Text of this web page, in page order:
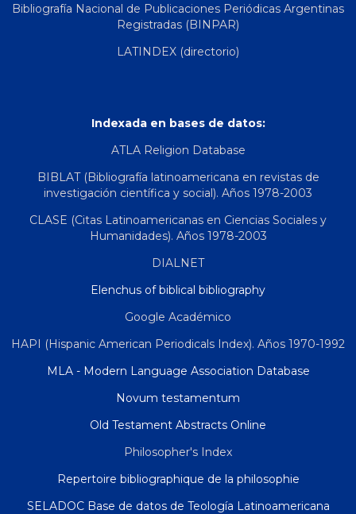
Bibliografía Nacional de Publicaciones Periódicas Argentinas
Registradas (BINPAR)
LATINDEX (directorio)
Indexada en bases de datos:
ATLA Religion Database
BIBLAT (Bibliografía latinoamericana en revistas de
investigación científica y social). Años 1978-2003
CLASE (Citas Latinoamericanas en Ciencias Sociales y
Humanidades). Años 1978-2003
DIALNET
Elenchus of biblical bibliography
Google Académico
HAPI (Hispanic American Periodicals Index). Años 1970-1992
MLA - Modern Language Association Database
Novum testamentum
Old Testament Abstracts Online
Philosopher's Index
Repertoire bibliographique de la philosophie
SELADOC Base de datos de Teología Latinoamericana